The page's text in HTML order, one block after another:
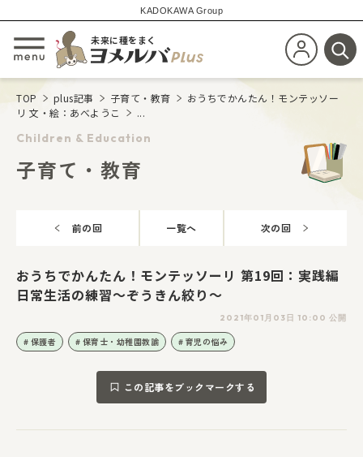
KADOKAWA Group
メニューを開閉する
未来に種をまく
新規会員登
検
TOP plus記事 子育て・教育
おうちでかんたん！モンテッソー
リ 文・絵：あべようこ
...
Children & Education
子育て・教育
前の回 一覧へ 次の回
おうちでかんたん！モンテッソーリ 第19回：実践編
日常生活の練習～ぞうきん絞り～
2021年01月03日 10:00 公開
保護者 保育士・幼稚園教諭 育児の悩み
この記事をブックマークする